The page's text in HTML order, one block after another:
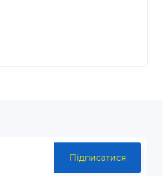
Підписатися